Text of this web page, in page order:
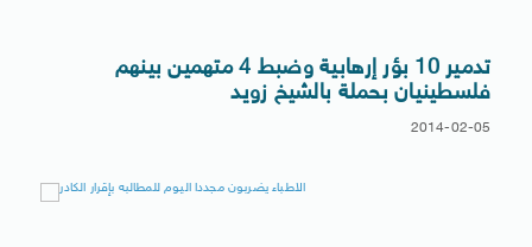
تدمير 10 بؤر إرهابية وضبط 4 متهمين بينهم
فلسطينيان بحملة بالشيخ زويد
2014-02-05